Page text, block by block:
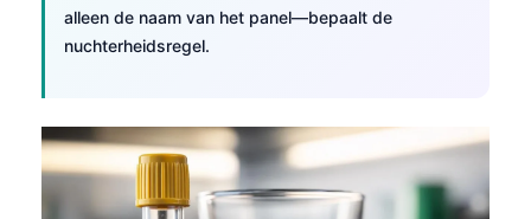
alleen de naam van het panel—bepaalt de
nuchterheidsregel.